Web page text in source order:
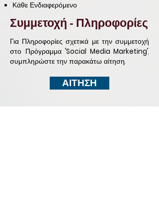
Κάθε Ενδιαφερόμενο
Συμμετοχή - Πληροφορίες
Για Πληροφορίες σχετικά με την συμμετοχή
στο Πρόγραμμα "Social Media Marketing",
συμπληρώστε την παρακάτω αίτηση.
ΑΙΤΗΣΗ